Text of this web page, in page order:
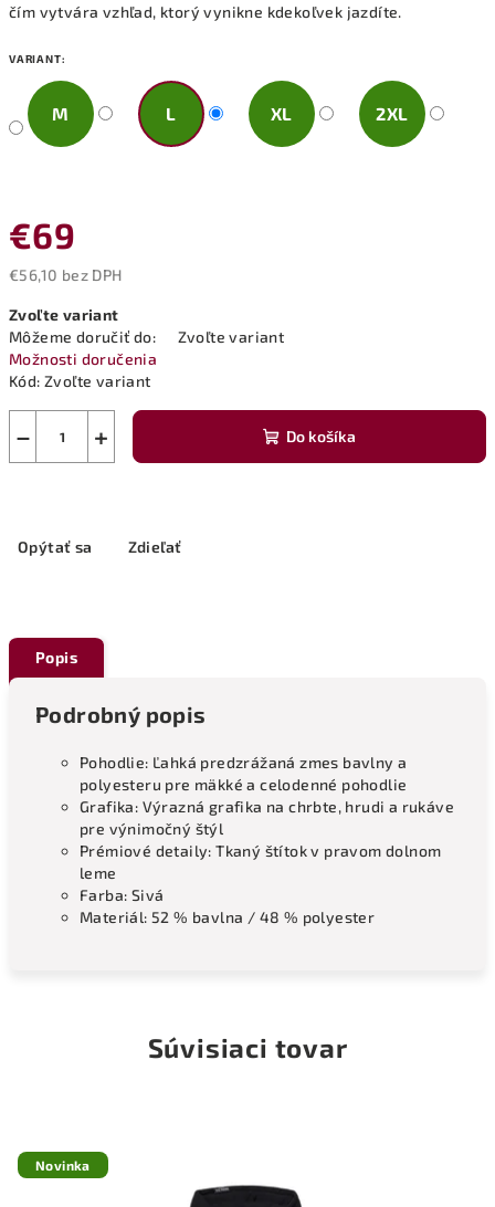
čím vytvára vzhľad, ktorý vynikne kdekoľvek jazdíte.
VARIANT:
M L XL 2XL
€69
€56,10 bez DPH
cena:
Zvoľte variant
Môžeme doručiť do:
Zvoľte variant
Možnosti doručenia
Kód: Zvoľte variant
+
− Do košíka
Opýtať sa Zdieľať
Popis
Podrobný popis
Pohodlie: Ľahká predzrážaná zmes bavlny a
polyesteru pre mäkké a celodenné pohodlie
Grafika: Výrazná grafika na chrbte, hrudi a rukáve
pre výnimočný štýl
Prémiové detaily: Tkaný štítok v pravom dolnom
leme
Farba: Sivá
Materiál: 52 % bavlna / 48 % polyester
Súvisiaci tovar
Novinka